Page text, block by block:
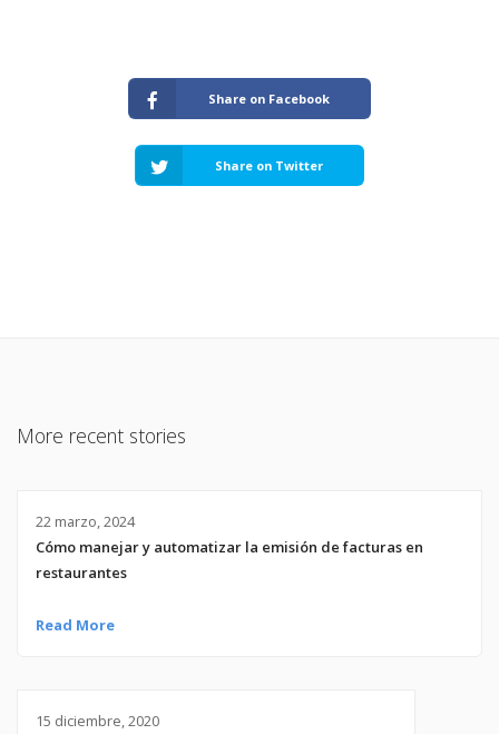
Share on Facebook
Share on Twitter
More recent stories
22 marzo, 2024
Cómo manejar y automatizar la emisión de facturas en
restaurantes
Read More
15 diciembre, 2020